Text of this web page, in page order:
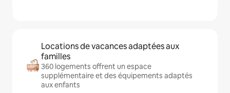
Locations de vacances adaptées aux
familles
360 logements offrent un espace
supplémentaire et des équipements adaptés
aux enfants